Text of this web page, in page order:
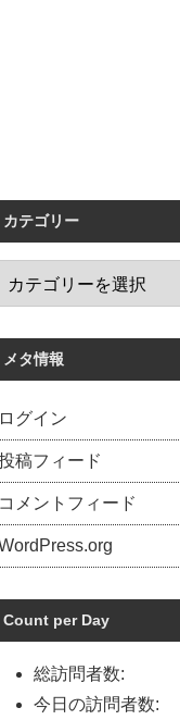
カテゴリー
メタ情報
ログイン
稿フィード
コメントフィード
Count per Day
総訪問者数:
今日の訪問者数: